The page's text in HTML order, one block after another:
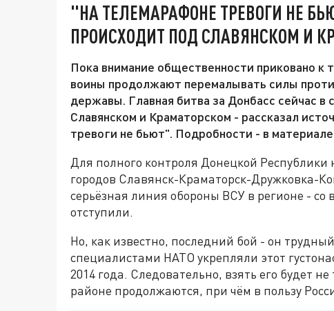
"НА ТЕЛЕМАРАФОНЕ ТРЕВОГИ НЕ
ПРОИСХОДИТ ПОД СЛАВЯНСКОМ И
Пока внимание общественности приковано
воины продолжают перемалывать силы
державы. Главная битва за Донбасс сейчас
Славянском и Краматорском - рассказал
тревоги не бьют". Подробности - в
Для полного контроля Донецкой
городов Славянск-Краматорск-Дружковка-
серьёзная линия обороны ВСУ в регионе - со
отступили.
Но, как известно, последний бой - он
специалистами НАТО укрепляли этот
2014 года. Следовательно, взять его будет
районе продолжаются, при чём в пользу